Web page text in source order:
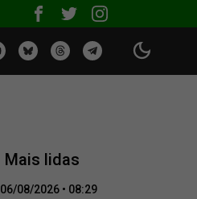
Mais lidas
06/08/2026 • 08:29